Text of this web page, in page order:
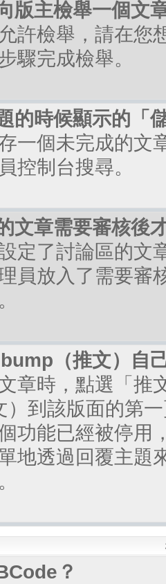
版主檢舉一個文
許檢舉，請在您
驟完成檢舉。
的時候顯示的「
一個未完成的文
控制台搜尋。
文章需要審核後
定了討論區的文
員放入了需要審
（推文）自
章時，點選「推
）到該版面的第
功能已經被停用
地透過回覆主題
？